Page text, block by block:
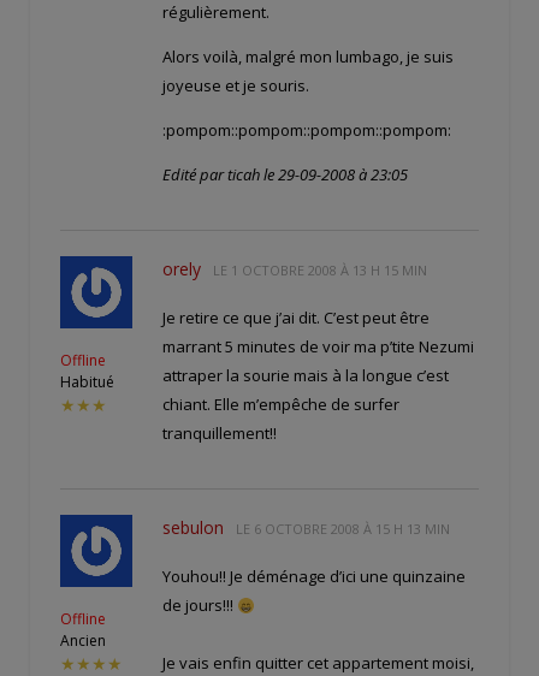
régulièrement.
Alors voilà, malgré mon lumbago, je suis
joyeuse et je souris.
:pompom::pompom::pompom::pompom:
Edité par ticah le 29-09-2008 à 23:05
Offline
Habitué
★★★
orely LE 1 OCTOBRE 2008 À 13 H 15 MIN
Je retire ce que j’ai dit. C’est peut être
marrant 5 minutes de voir ma p’tite Nezumi
attraper la sourie mais à la longue c’est
chiant. Elle m’empêche de surfer
tranquillement!!
Offline
Ancien
★★★★
sebulon LE 6 OCTOBRE 2008 À 15 H 13 MIN
Youhou!! Je déménage d’ici une quinzaine
de jours!!!
Je vais enfin quitter cet appartement moisi,